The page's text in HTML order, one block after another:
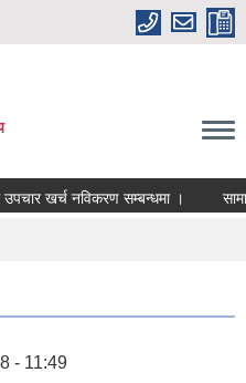
खर्च नविकरण सम्बन्धमा ।
- 11:49